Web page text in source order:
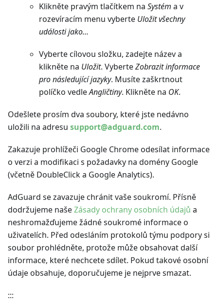
Klikněte pravým tlačítkem na Systém a v
rozevíracím menu vyberte Uložit všechny
události jako...
Vyberte cílovou složku, zadejte název a
klikněte na Uložit. VyberteZobrazit informace
pro následující jazyky. Musíte zaškrtnout
políčko vedleAngličtiny. Klikněte na OK.
Odešlete prosím dva soubory, které jste nedávno
uložili na adresu support@adguard.com.
Zakazuje prohlížeči Google Chrome odesílat informace
o verzi a modifikaci s požadavky na domény Google
(včetně DoubleClick a Google Analytics).
AdGuard se zavazuje chránit vaše soukromí. Přísně
dodržujeme našeZásady ochrany osobních údajů a
neshromažďujeme žádné soukromé informace o
uživatelích. Před odesláním protokolů týmu podpory si
soubor prohlédněte, protože může obsahovat další
informace, které nechcete sdílet. Pokud takové osobní
údaje obsahuje, doporučujeme je nejprve smazat.
:::